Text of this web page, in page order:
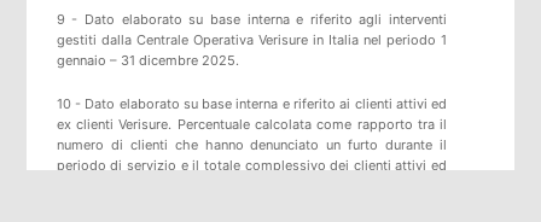
9 - Dato elaborato su base interna e riferito agli interventi
gestiti dalla Centrale Operativa Verisure in Italia nel periodo 1
gennaio – 31 dicembre 2025.
10 - Dato elaborato su base interna e riferito ai clienti attivi ed
ex clienti Verisure. Percentuale calcolata come rapporto tra il
numero di clienti che hanno denunciato un furto durante il
periodo di servizio e il totale complessivo dei clienti attivi ed